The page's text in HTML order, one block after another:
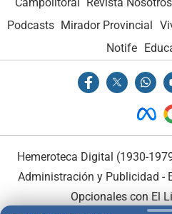
Podcasts Mirador Provincial
Notife
Hemeroteca Digital (1930-
Administración y Publicidad -
Opcionales con El